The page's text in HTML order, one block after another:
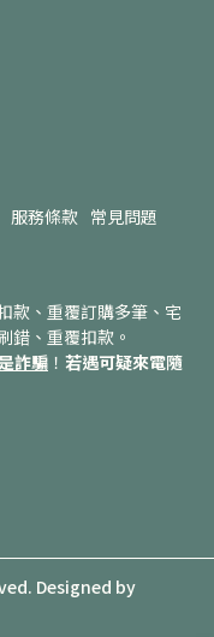
服務條款 常見問題
款、重覆訂購多筆、宅
錯、重覆扣款。
詐騙 ！ 若遇可疑來電隨
Designed by